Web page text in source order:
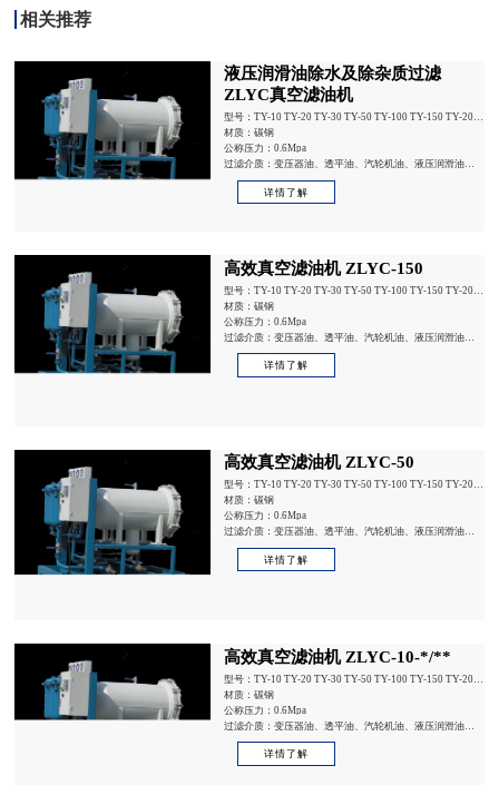
相关推荐
液压润滑油除水及除杂质过滤
ZLYC真空滤油机
型号：TY-10 TY-20 TY-30 TY-50 TY-100 TY-150 TY-200
TY-300
材质：碳钢
公称压力：0.6Mpa
过滤介质：变压器油、透平油、汽轮机油、液压润滑油等
详情了解
高效真空滤油机 ZLYC-150
型号：TY-10 TY-20 TY-30 TY-50 TY-100 TY-150 TY-200
材质：碳钢
公称压力：0.6Mpa
过滤介质：变压器油、透平油、汽轮机油、液压润滑油等
详情了解
高效真空滤油机 ZLYC-50
型号：TY-10 TY-20 TY-30 TY-50 TY-100 TY-150 TY-200
TY-300
材质：碳钢
公称压力：0.6Mpa
过滤介质：变压器油、透平油、汽轮机油、液压润滑油等
详情了解
高效真空滤油机 ZLYC-10-*/**
型号：TY-10 TY-20 TY-30 TY-50 TY-100 TY-150 TY-200
材质：碳钢
公称压力：0.6Mpa
过滤介质：变压器油、透平油、汽轮机油、液压润滑油等
详情了解